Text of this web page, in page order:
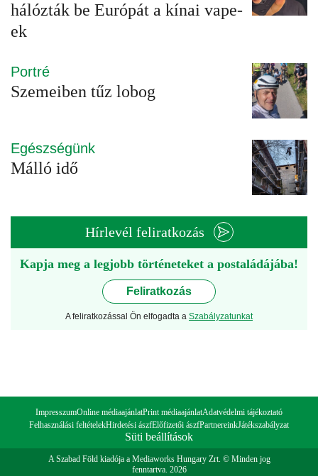
hálózták be Európát a kínai vape-
ek
Portré
Szemeiben tűz lobog
Egészségünk
Málló idő
Hírlevél feliratkozás
Kapja meg a legjobb történeteket a postaládájába!
Feliratkozás
A feliratkozással Ön elfogadta a Szabályzatunkat
ImpresszumOnline médiaajánlatPrint médiaajánlatAdatvédelmi tájékoztató
Felhasználási feltételekHirdetési ászfElőfizetői ászfPartnereinkJátékszabályzat
Süti beállítások
A Szabad Föld kiadója a Mediaworks Hungary Zrt. © Minden jog
fenntartva. 2026